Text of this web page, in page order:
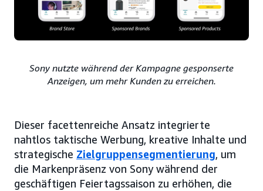
Sony nutzte während der Kampagne gesponserte
Anzeigen, um mehr Kunden zu erreichen.
Dieser facettenreiche Ansatz integrierte
nahtlos taktische Werbung, kreative Inhalte und
strategische Zielgruppensegmentierung, um
die Markenpräsenz von Sony während der
geschäftigen Feiertagssaison zu erhöhen, die